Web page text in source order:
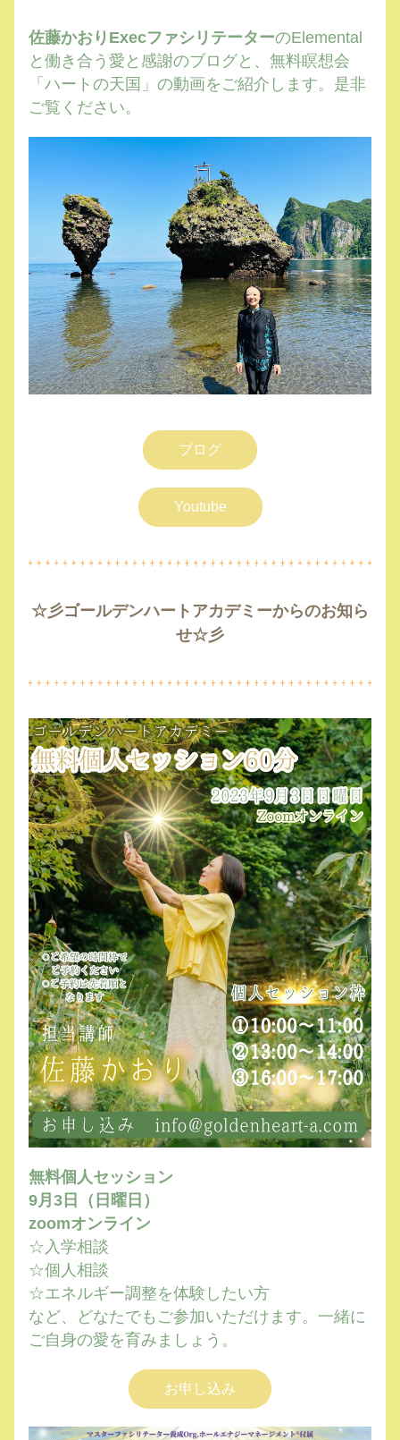
佐藤かおりExecファシリテーターのElemental
と働き合う愛と感謝のブログと、無料瞑想会
「ハートの天国」の動画をご紹介します。是非
ご覧ください。
ブログ
Youtube
☆彡ゴールデンハートアカデミーからのお知ら
せ☆彡
無料個人セッション
9月3日（日曜日）
zoomオンライン
☆入学相談
☆個人相談
☆エネルギー調整を体験したい方
など、どなたでもご参加いただけます。一緒に
ご自身の愛を育みましょう。
お申し込み